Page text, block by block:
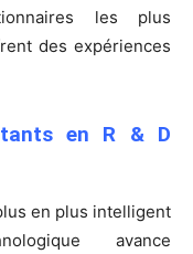
les plus
des expériences
en R & D
en plus intelligent
avance